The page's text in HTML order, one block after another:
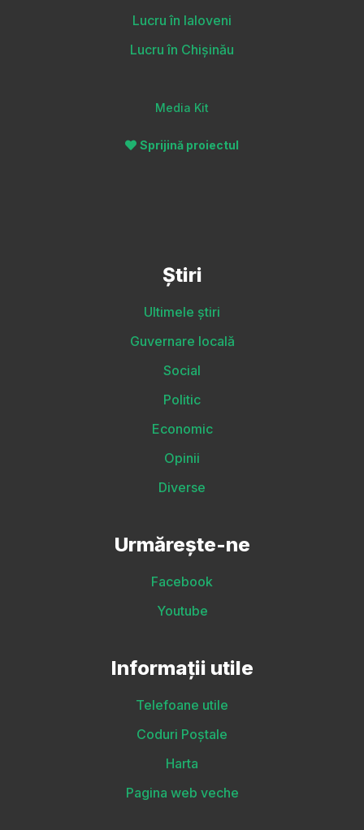
Lucru în Ialoveni
Lucru în Chișinău
Media Kit
Sprijină proiectul
Știri
Ultimele știri
Guvernare locală
Social
Politic
Economic
Opinii
Diverse
Urmărește-ne
Facebook
Youtube
Informații utile
Telefoane utile
Coduri Poștale
Harta
Pagina web veche